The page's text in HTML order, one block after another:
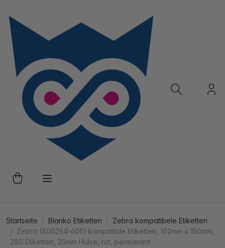
Startseite Blanko Etiketten
Zebra kompatibele Etiketten
Zebra (800264-605) kompatible Etiketten, 102mm x 150mm,
280 Etiketten, 25mm Hülse, rot, permanent